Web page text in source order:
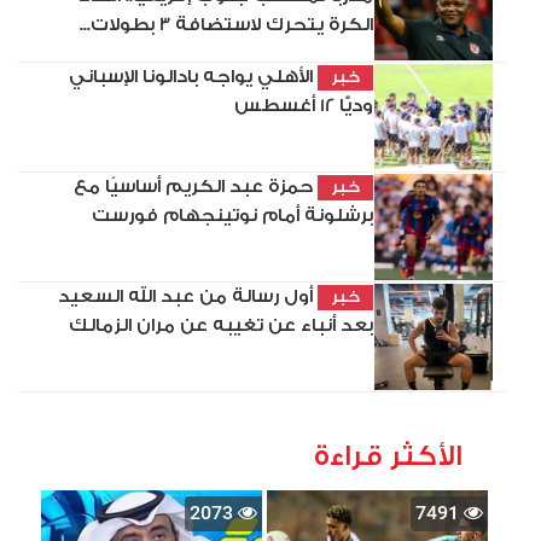
الكرة يتحرك لاستضافة 3 بطولات...
خبر
الأهلي يواجه بادالونا الإسباني
وديًّا 12 أغسطس
خبر
حمزة عبد الكريم أساسيًا مع
برشلونة أمام نوتينجهام فورست
خبر
أول رسالة من عبد الله السعيد
بعد أنباء عن تغيبه عن مران الزمالك
الأكثر قراءة
7491
2073